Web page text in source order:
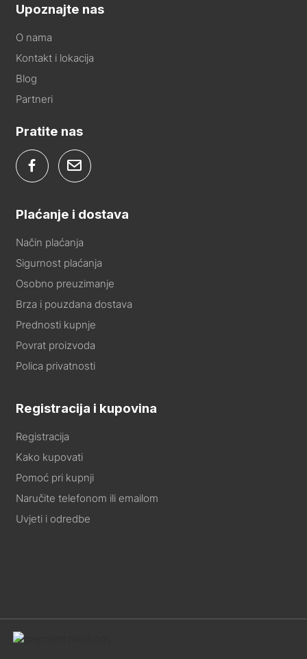
Upoznajte nas
O nama
Kontakt i lokacija
Blog
Partneri
Pratite nas
Plaćanje i dostava
Način plaćanja
Sigurnost plaćanja
Osobno preuzimanje
Brza i pouzdana dostava
Prednosti kupnje
Povrat proizvoda
Polica privatnosti
Registracija i kupovina
Registracija
Kako kupovati
Pomoć pri kupnji
Naručite telefonom ili emailom
Uvjeti i odredbe